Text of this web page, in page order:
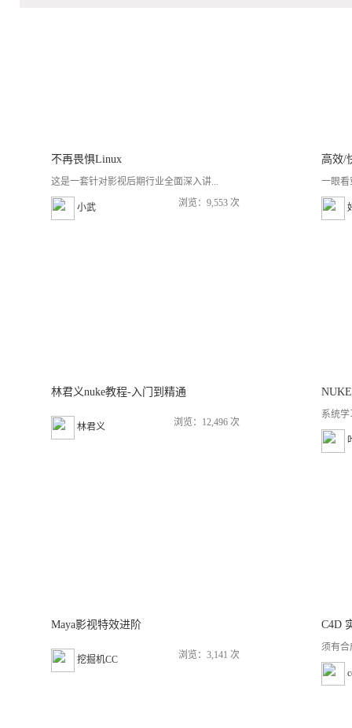
不再畏惧Linux
这是一套针对影视后期行业全面深入讲...
小武 浏览：9,553 次
一眼看
林君义nuke教程-入门到精通
林君义 浏览：12,496 次
系统
Maya影视特效进阶
挖掘机CC 浏览：3,141 次
C4D
须有合